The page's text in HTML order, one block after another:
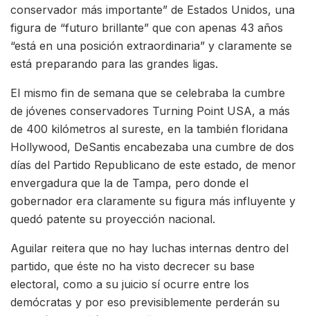
conservador más importante” de Estados Unidos, una
figura de “futuro brillante” que con apenas 43 años
“está en una posición extraordinaria” y claramente se
está preparando para las grandes ligas.
El mismo fin de semana que se celebraba la cumbre
de jóvenes conservadores Turning Point USA, a más
de 400 kilómetros al sureste, en la también floridana
Hollywood, DeSantis encabezaba una cumbre de dos
días del Partido Republicano de este estado, de menor
envergadura que la de Tampa, pero donde el
gobernador era claramente su figura más influyente y
quedó patente su proyección nacional.
Aguilar reitera que no hay luchas internas dentro del
partido, que éste no ha visto decrecer su base
electoral, como a su juicio sí ocurre entre los
demócratas y por eso previsiblemente perderán su